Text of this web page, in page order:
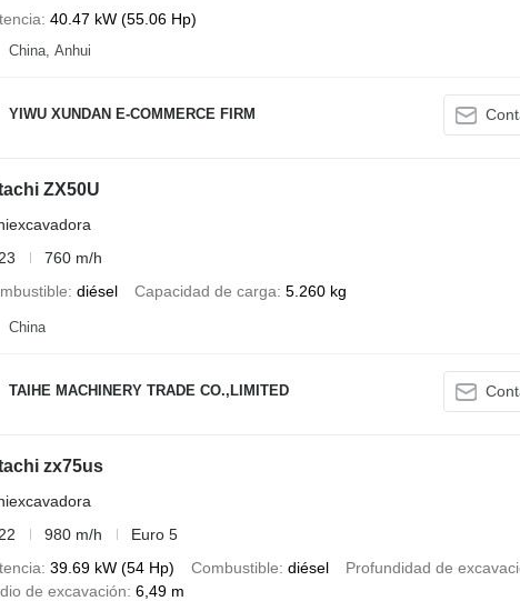
40.47 kW (55.06 Hp)
China, Anhui
YIWU XUNDAN E-COMMERCE FIRM
ZX50U
760 m/h
diésel Capacidad de carga 5.260 kg
China
TAIHE MACHINERY TRADE CO.,LIMITED
zx75us
980 m/h
Euro 5
39.69 kW (54 Hp) Combustible diésel Profundidad de
de excavación 6,49 m